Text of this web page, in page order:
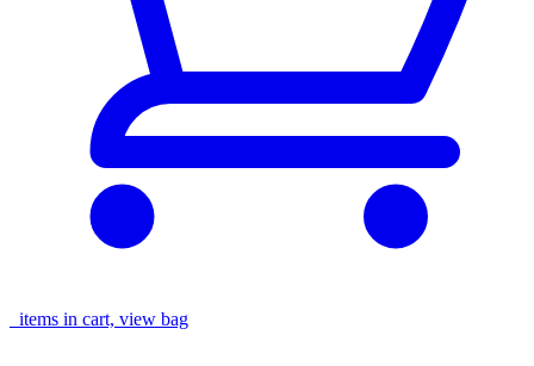
items in cart, view bag